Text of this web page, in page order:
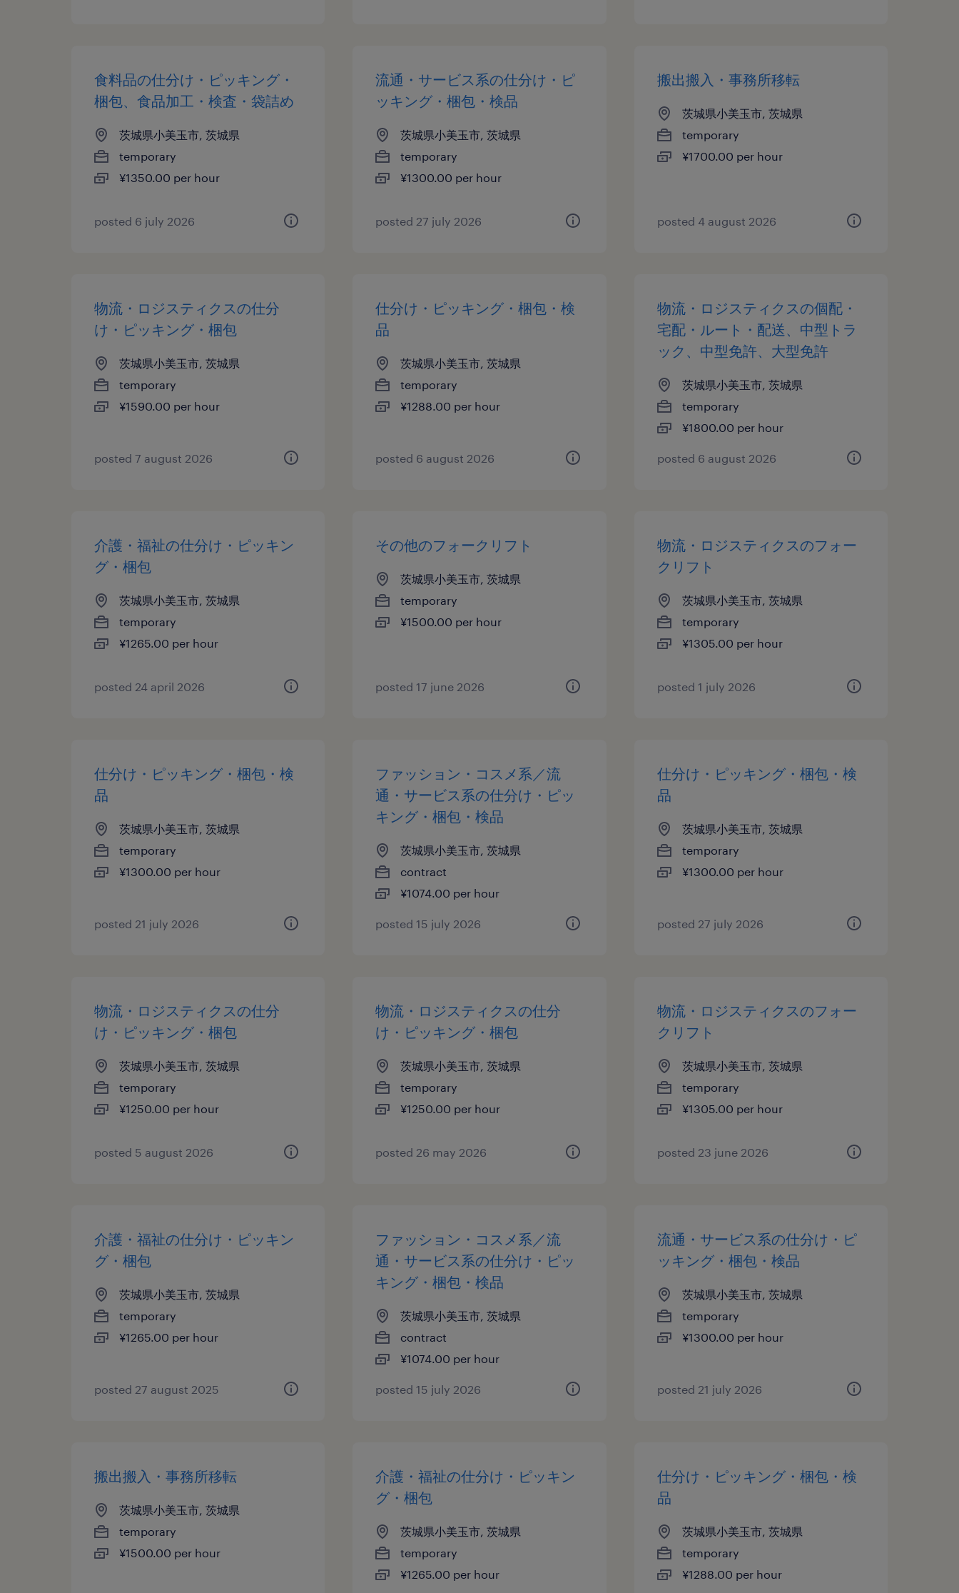
食料品の仕分け・ピッキング・
梱包、食品加工・検査・袋詰め
茨城県小美玉市, 茨城県
temporary
¥1350.00 per hour
posted 6 july 2026
流通・サービス系の仕分け・ピ
ッキング・梱包・検品
茨城県小美玉市, 茨城県
temporary
¥1300.00 per hour
posted 27 july 2026
搬出搬入・事務所移転
茨城県小美玉市, 茨城県
temporary
¥1700.00 per hour
posted 4 august 2026
物流・ロジスティクスの仕分
け・ピッキング・梱包
茨城県小美玉市, 茨城県
temporary
¥1590.00 per hour
posted 7 august 2026
仕分け・ピッキング・梱包・検
品
茨城県小美玉市, 茨城県
temporary
¥1288.00 per hour
posted 6 august 2026
物流・ロジスティクスの個配・
宅配・ルート・配送、中型トラ
ック、中型免許、大型免許
茨城県小美玉市, 茨城県
temporary
¥1800.00 per hour
posted 6 august 2026
介護・福祉の仕分け・ピッキン
グ・梱包
茨城県小美玉市, 茨城県
temporary
¥1265.00 per hour
posted 24 april 2026
その他のフォークリフト
茨城県小美玉市, 茨城県
temporary
¥1500.00 per hour
posted 17 june 2026
物流・ロジスティクスのフォー
クリフト
茨城県小美玉市, 茨城県
temporary
¥1305.00 per hour
posted 1 july 2026
仕分け・ピッキング・梱包・検
品
茨城県小美玉市, 茨城県
temporary
¥1300.00 per hour
posted 21 july 2026
ファッション・コスメ系／流
通・サービス系の仕分け・ピッ
キング・梱包・検品
茨城県小美玉市, 茨城県
contract
¥1074.00 per hour
posted 15 july 2026
仕分け・ピッキング・梱包・検
品
茨城県小美玉市, 茨城県
temporary
¥1300.00 per hour
posted 27 july 2026
物流・ロジスティクスの仕分
け・ピッキング・梱包
茨城県小美玉市, 茨城県
temporary
¥1250.00 per hour
posted 5 august 2026
物流・ロジスティクスの仕分
け・ピッキング・梱包
茨城県小美玉市, 茨城県
temporary
¥1250.00 per hour
posted 26 may 2026
物流・ロジスティクスのフォー
クリフト
茨城県小美玉市, 茨城県
temporary
¥1305.00 per hour
posted 23 june 2026
介護・福祉の仕分け・ピッキン
グ・梱包
茨城県小美玉市, 茨城県
temporary
¥1265.00 per hour
posted 27 august 2025
ファッション・コスメ系／流
通・サービス系の仕分け・ピッ
キング・梱包・検品
茨城県小美玉市, 茨城県
contract
¥1074.00 per hour
posted 15 july 2026
流通・サービス系の仕分け・ピ
ッキング・梱包・検品
茨城県小美玉市, 茨城県
temporary
¥1300.00 per hour
posted 21 july 2026
搬出搬入・事務所移転
茨城県小美玉市, 茨城県
temporary
¥1500.00 per hour
介護・福祉の仕分け・ピッキン
グ・梱包
茨城県小美玉市, 茨城県
temporary
¥1265.00 per hour
仕分け・ピッキング・梱包・検
品
茨城県小美玉市, 茨城県
temporary
¥1288.00 per hour